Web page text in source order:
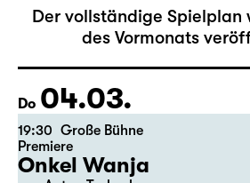
März 2027
Der vollständige Spielplan
des Vormonats
Do 04.03.